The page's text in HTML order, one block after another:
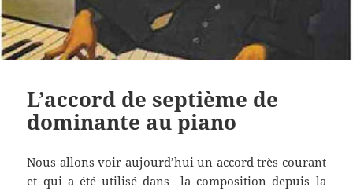
L’accord de septième de
dominante au piano
Nous allons voir aujourd’hui un accord très courant
et qui a été utilisé dans la composition depuis la